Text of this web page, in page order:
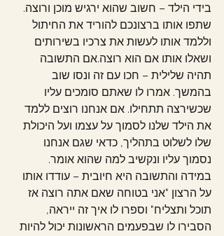
בידי הילד – חשוב שהוא ירגיש מוכן ורוצה.
שתפו אותו ברצונכם להוריד את החיתול
וללמד אותו לעשות את צרכיו בשירותים
ושאלו אותו אם הוא רוצה.אם התשובה
תהיה שלילית – חכו עם זה ונסו שוב
בהמשך. אמרו לו שאתם סומכים עליו
שכשירצה תתחילו. אם אנחנו רוצים ללמד
את הילד שלנו לסמוך על עצמו ועל היכולת
שלו לשלוט בתהליך, כדאי שגם אנחנו
נסמוך עליו ונקשיב למה שהוא אומר.
במידה והתשובה היא חיובית – עודדו אותו
על הרצון "אני בטוחה שאם אתה רוצה אז
תוכל ותצליח" וספרו לו איך זה ייראה,
הסבירו לו שבפעמים הראשונות יכול להיות